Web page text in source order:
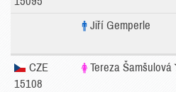
Jiří Gemperle
CZE
15108
Tereza Šamšulová